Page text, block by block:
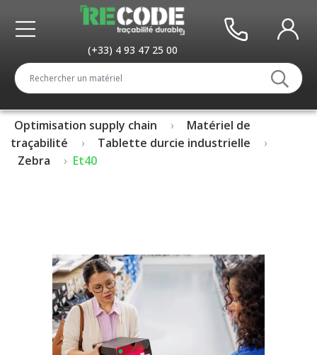
(+33) 4 93 47 25 00
Optimisation supply chain
Matériel de
traçabilité
Tablette durcie industrielle
Zebra
Et40